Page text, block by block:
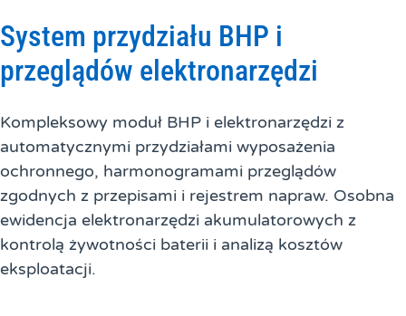
System przydziału BHP i
przeglądów elektronarzędzi
Kompleksowy moduł BHP i elektronarzędzi z
automatycznymi przydziałami wyposażenia
ochronnego, harmonogramami przeglądów
zgodnych z przepisami i rejestrem napraw. Osobna
ewidencja elektronarzędzi akumulatorowych z
kontrolą żywotności baterii i analizą kosztów
eksploatacji.